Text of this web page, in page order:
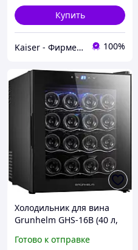
Купить
Kaiser - Фирменный интернет-магазин 100%
Холодильник для вина
Grunhelm GHS-16B (40 л,
компактный винный
Готово к отправке